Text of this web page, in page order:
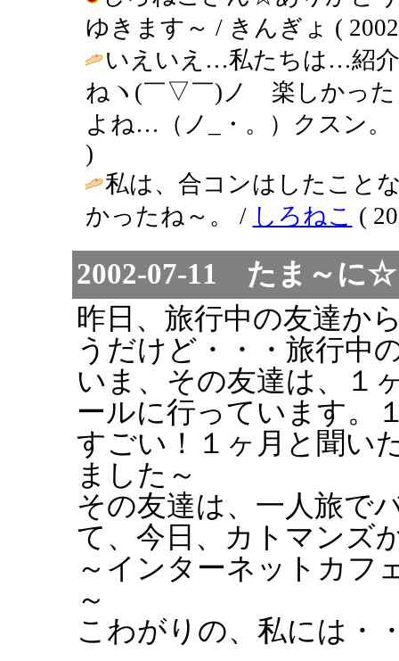
ゆきます～ / きんぎょ (
いえいえ…私たちは…紹
ねヽ(￣▽￣)ノ 楽しかった
よね…（ノ_・。）クスン
)
私は、合コンはしたこと
かったね～。 / しろねこ (
2002-07-11 たま～に
昨日、旅行中の友達か
うだけど・・・旅行中
いま、その友達は、１
ールに行っています。
すごい！１ヶ月と聞い
ました～
その友達は、一人旅で
て、今日、カトマンズ
～インターネットカフ
～
こわがりの、私には・